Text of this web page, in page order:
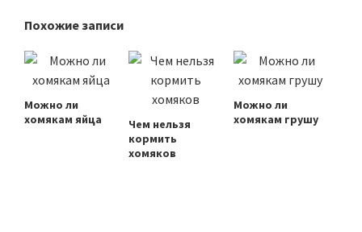
Похожие записи
Можно ли
хомякам яйца
Чем нельзя
кормить
хомяков
Можно ли
хомякам грушу